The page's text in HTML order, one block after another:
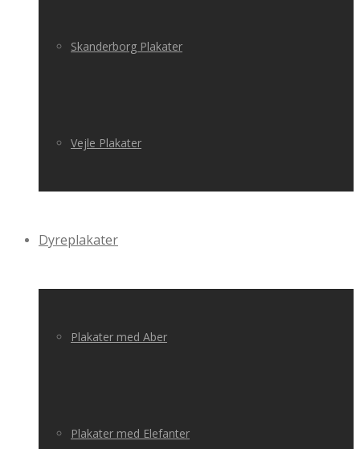
Skanderborg Plakater
Vejle Plakater
Dyreplakater
Plakater med Aber
Plakater med Elefanter